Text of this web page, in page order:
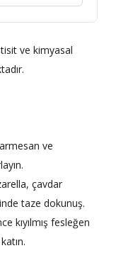
ve kimyasal
ve
çavdar
taze dokunuş.
kıyılmış fesleğen